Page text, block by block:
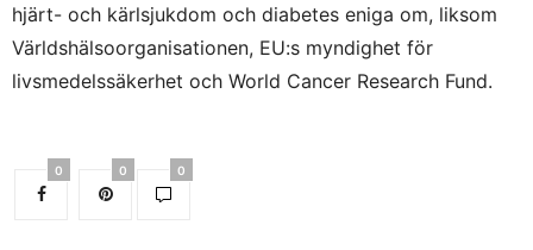
hjärt- och kärlsjukdom och diabetes eniga om, liksom
Världshälsoorganisationen, EU:s myndighet för
livsmedelssäkerhet och World Cancer Research Fund.
0 0 0